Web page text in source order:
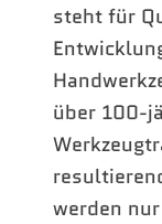
steht für
über 100-
werden